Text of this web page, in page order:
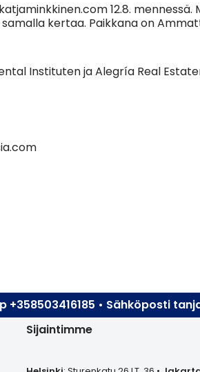
12.8. mennessä.
kertaa. Paikkana on
Instituten ja Alegría Real
+358503416185 • Sähköposti
Sijaintimme